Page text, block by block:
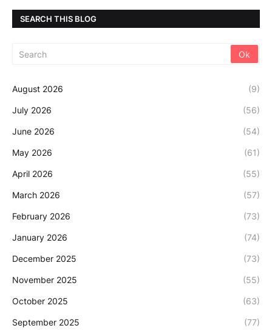
SEARCH THIS BLOG
August 2026 (9)
July 2026 (56)
June 2026 (54)
May 2026 (61)
April 2026 (55)
March 2026 (57)
February 2026 (73)
January 2026 (74)
December 2025 (73)
November 2025 (55)
October 2025 (63)
September 2025 (77)